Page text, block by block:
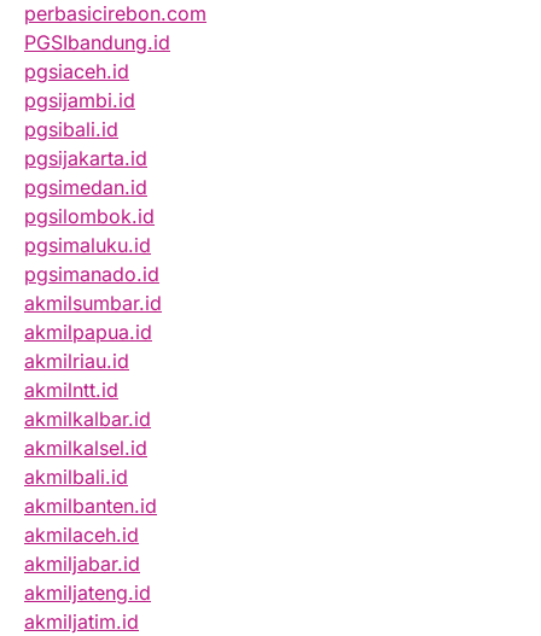
perbasicirebon.com
PGSIbandung.id
pgsiaceh.id
pgsijambi.id
pgsibali.id
pgsijakarta.id
pgsimedan.id
pgsilombok.id
pgsimaluku.id
pgsimanado.id
akmilsumbar.id
akmilpapua.id
akmilriau.id
akmilntt.id
akmilkalbar.id
akmilkalsel.id
akmilbali.id
akmilbanten.id
akmilaceh.id
akmiljabar.id
akmiljateng.id
akmiljatim.id